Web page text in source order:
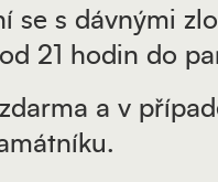
se s dávnými
21 hodin do
a v